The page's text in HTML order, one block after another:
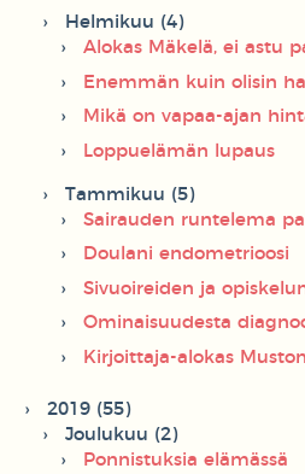
Helmikuu (4)
Alokas Mäkelä, ei astu
Enemmän kuin olisin
Mikä on vapaa-ajan
Loppuelämän lupaus
Tammikuu (5)
Sairauden runtelema
Doulani endometrioosi
Sivuoireiden ja
Ominaisuudesta
Kirjoittaja-alokas
2019 (55)
Joulukuu (2)
Ponnistuksia elämässä